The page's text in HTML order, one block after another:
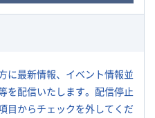
に最新情報、イベント情報並
を配信いたします。配信停止
目からチェックを外してくだ